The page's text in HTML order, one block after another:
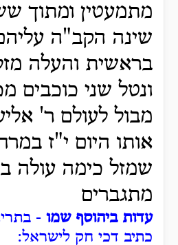
מתמעטין ומתוך
שינה הקב"ה
בראשית והעלה
ונטל שני כוכבים
מבול לעולם ר'
אותו היום י"ז
שמזל כימה עולה
מתגברים
עדות ביהוסף שמו -
כתיב דכי חק לישראל: